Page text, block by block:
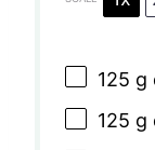
125 g
125 g